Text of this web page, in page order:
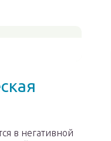
в негативной